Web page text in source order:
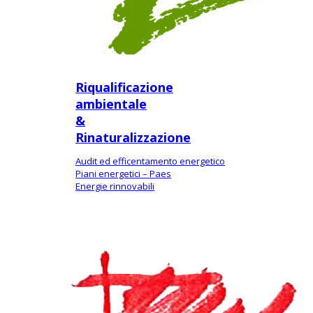
Riqualificazione
ambientale
&
Rinaturalizzazione
Audit ed efficentamento energetico
Piani energetici – Paes
Energie rinnovabili